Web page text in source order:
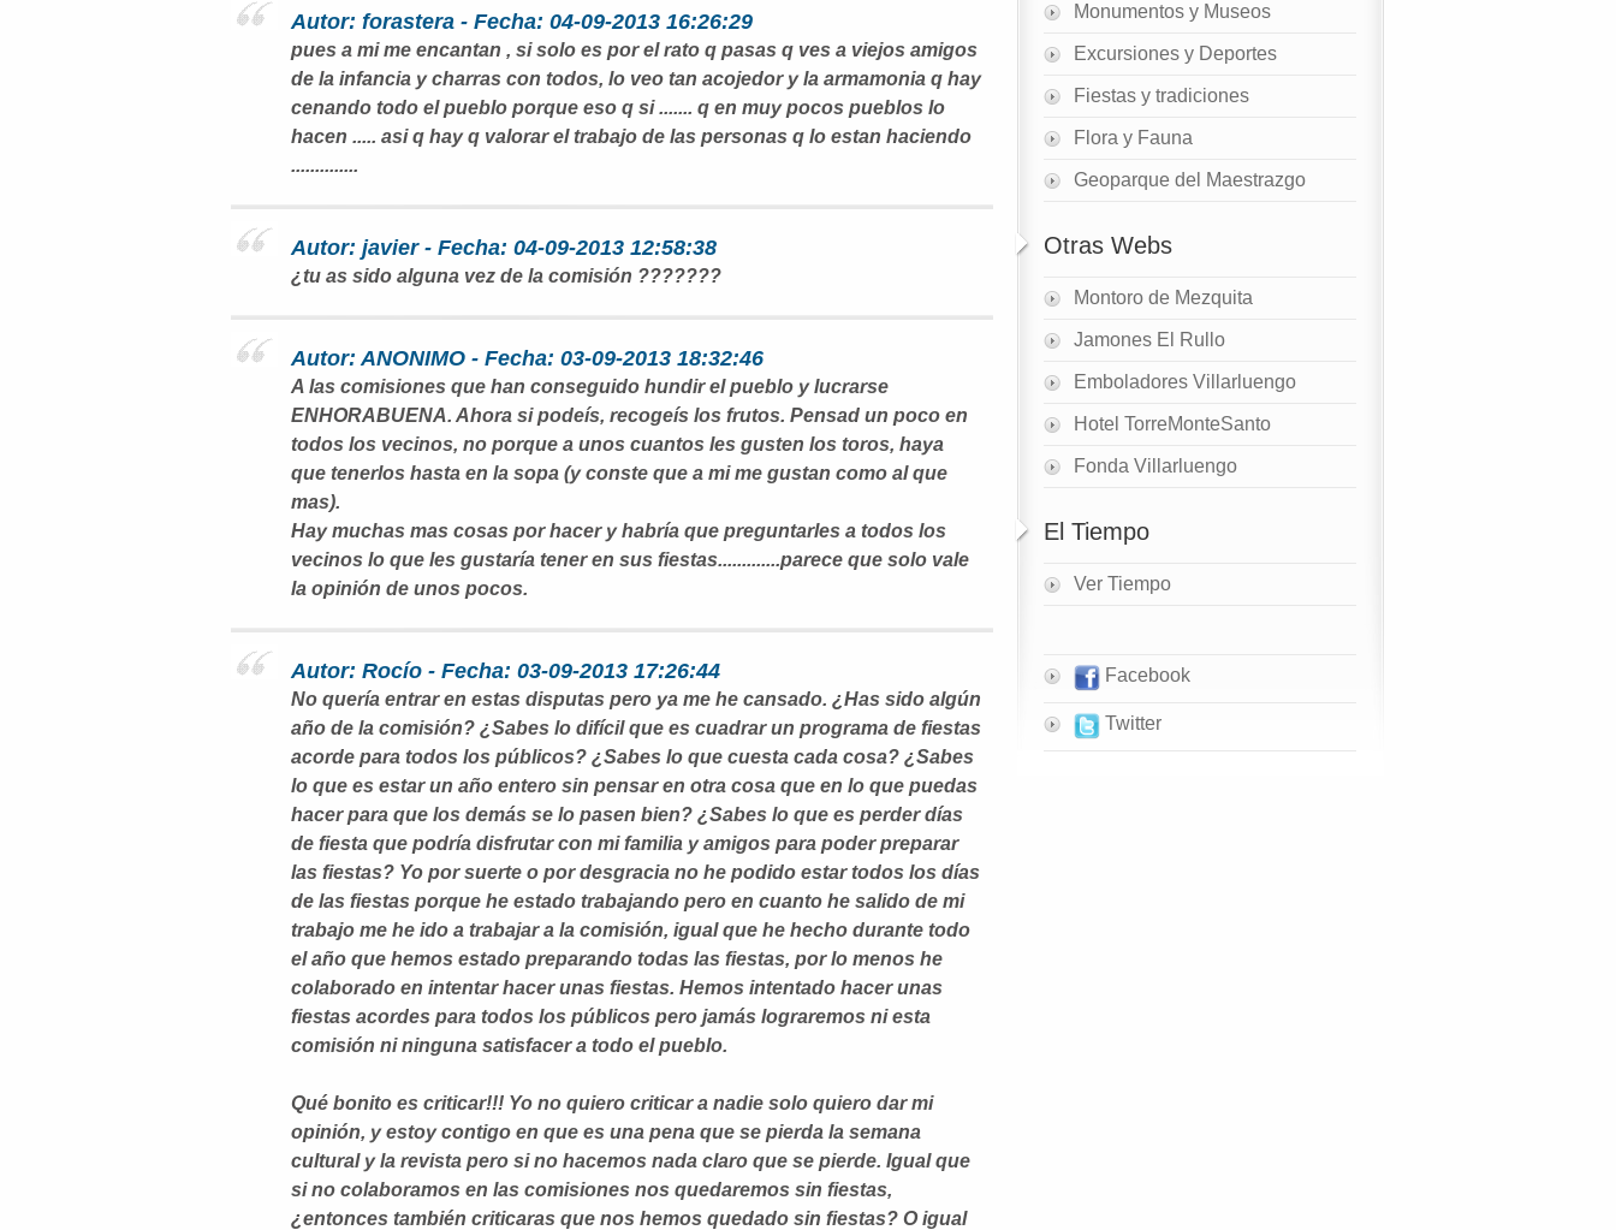
Autor: forastera - Fecha: 04-09-2013 16:26:29
pues a mi me encantan , si solo es por el rato q pasas q ves a viejos amigos
de la infancia y charras con todos, lo veo tan acojedor y la armamonia q hay
cenando todo el pueblo porque eso q si ....... q en muy pocos pueblos lo
hacen ..... asi q hay q valorar el trabajo de las personas q lo estan haciendo
..............
Autor: javier - Fecha: 04-09-2013 12:58:38
¿tu as sido alguna vez de la comisión ???????
Autor: ANONIMO - Fecha: 03-09-2013 18:32:46
A las comisiones que han conseguido hundir el pueblo y lucrarse
ENHORABUENA. Ahora si podeís, recogeís los frutos. Pensad un poco en
todos los vecinos, no porque a unos cuantos les gusten los toros, haya
que tenerlos hasta en la sopa (y conste que a mi me gustan como al que
mas).
Hay muchas mas cosas por hacer y habría que preguntarles a todos los
vecinos lo que les gustaría tener en sus fiestas.............parece que solo vale
la opinión de unos pocos.
Autor: Rocío - Fecha: 03-09-2013 17:26:44
No quería entrar en estas disputas pero ya me he cansado. ¿Has sido algún
año de la comisión? ¿Sabes lo difícil que es cuadrar un programa de fiestas
acorde para todos los públicos? ¿Sabes lo que cuesta cada cosa? ¿Sabes
lo que es estar un año entero sin pensar en otra cosa que en lo que puedas
hacer para que los demás se lo pasen bien? ¿Sabes lo que es perder días
de fiesta que podría disfrutar con mi familia y amigos para poder preparar
las fiestas? Yo por suerte o por desgracia no he podido estar todos los días
de las fiestas porque he estado trabajando pero en cuanto he salido de mi
trabajo me he ido a trabajar a la comisión, igual que he hecho durante todo
el año que hemos estado preparando todas las fiestas, por lo menos he
colaborado en intentar hacer unas fiestas. Hemos intentado hacer unas
fiestas acordes para todos los públicos pero jamás lograremos ni esta
comisión ni ninguna satisfacer a todo el pueblo.
Qué bonito es criticar!!! Yo no quiero criticar a nadie solo quiero dar mi
opinión, y estoy contigo en que es una pena que se pierda la semana
cultural y la revista pero si no hacemos nada claro que se pierde. Igual que
si no colaboramos en las comisiones nos quedaremos sin fiestas,
¿entonces también criticaras que nos hemos quedado sin fiestas? O igual
Monumentos y Museos
Excursiones y Deportes
Fiestas y tradiciones
Flora y Fauna
Geoparque del Maestrazgo
Otras Webs
Montoro de Mezquita
Jamones El Rullo
Emboladores Villarluengo
Hotel TorreMonteSanto
Fonda Villarluengo
El Tiempo
Ver Tiempo
Facebook
Twitter